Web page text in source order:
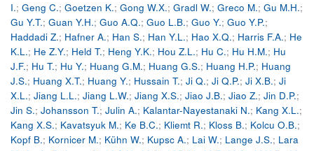
I.; Geng C.; Goetzen K.; Gong W.X.; Gradl W.; Greco M.; Gu M.H.;
Gu Y.T.; Guan Y.H.; Guo A.Q.; Guo L.B.; Guo Y.; Guo Y.P.;
Haddadi Z.; Hafner A.; Han S.; Han Y.L.; Hao X.Q.; Harris F.A.; He
K.L.; He Z.Y.; Held T.; Heng Y.K.; Hou Z.L.; Hu C.; Hu H.M.; Hu
J.F.; Hu T.; Hu Y.; Huang G.M.; Huang G.S.; Huang H.P.; Huang
J.S.; Huang X.T.; Huang Y.; Hussain T.; Ji Q.; Ji Q.P.; Ji X.B.; Ji
X.L.; Jiang L.L.; Jiang L.W.; Jiang X.S.; Jiao J.B.; Jiao Z.; Jin D.P.;
Jin S.; Johansson T.; Julin A.; Kalantar-Nayestanaki N.; Kang X.L.;
Kang X.S.; Kavatsyuk M.; Ke B.C.; Kliemt R.; Kloss B.; Kolcu O.B.;
Kopf B.; Kornicer M.; Kühn W.; Kupsc A.; Lai W.; Lange J.S.; Lara